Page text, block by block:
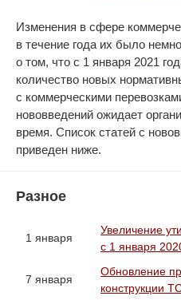
Изменения в сфере
в течение года их было
о том, что с 1 января 2021
количество новых
с коммерческими
нововведений ожидает
время. Список статей с
приведен ниже.
Разное
1 января
Увеличение
с 1 января
7 января
Обновление
конструкции